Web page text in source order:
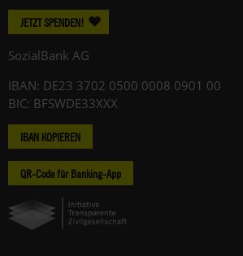
JETZT SPENDEN!
SozialBank AG
IBAN: DE23 3702 0500 0008 0901 00
BIC: BFSWDE33XXX
IBAN KOPIEREN
QR-Code für Banking-App